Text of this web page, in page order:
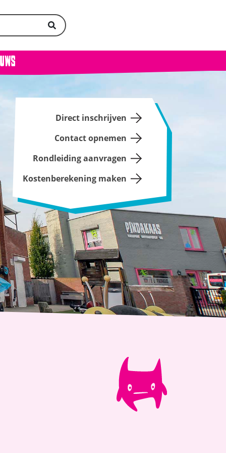
Direct inschrijven
Contact opnemen
Rondleiding aanvragen
Kostenberekening maken